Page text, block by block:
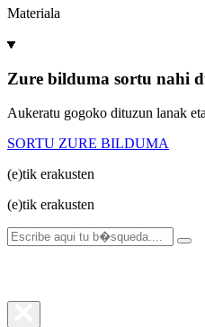
Materiala
Zure bilduma sortu nahi
Aukeratu gogoko dituzun lanak
SORTU ZURE BILDUMA
(e)tik erakusten
(e)tik erakusten